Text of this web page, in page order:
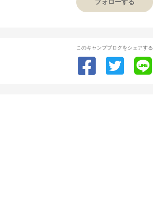
フォローする
このキャンプブログをシェアする